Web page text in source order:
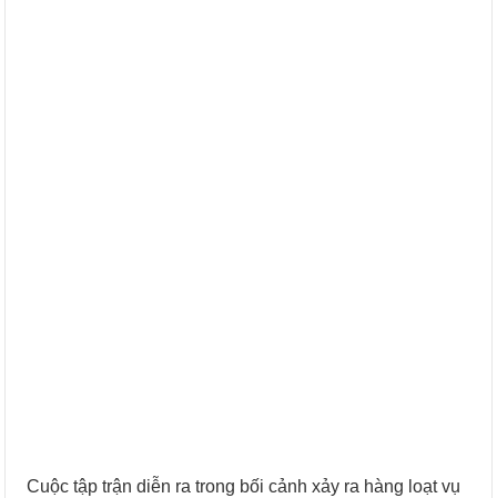
Cuộc tập trận diễn ra trong bối cảnh xảy ra hàng loạt vụ